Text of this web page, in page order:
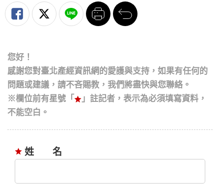
列
印
回
前
一
頁
您好！
感謝您對臺北產經資訊網的愛護與支持，如果有任何的
問題或建議，請不吝賜教，我們將盡快與您聯絡。
※欄位前有星號「
」註記者，表示為必須填寫資料，
不能空白。
姓名